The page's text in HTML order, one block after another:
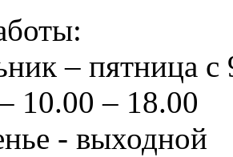
– пятница с
10.00 – 18.00
- выходной